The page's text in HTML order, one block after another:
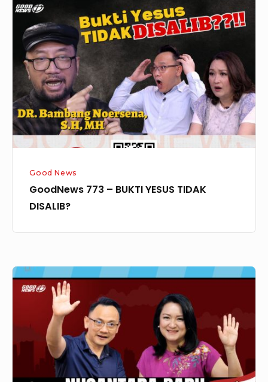
773
BUKTI
YESUS
TIDAK
DISALIB?
Good News
GoodNews 773 – BUKTI YESUS TIDAK
DISALIB?
GOODNEWS
SPESIAL
KEMERDEKAAN
–
NUSANTARA
BARU
INDONESIA